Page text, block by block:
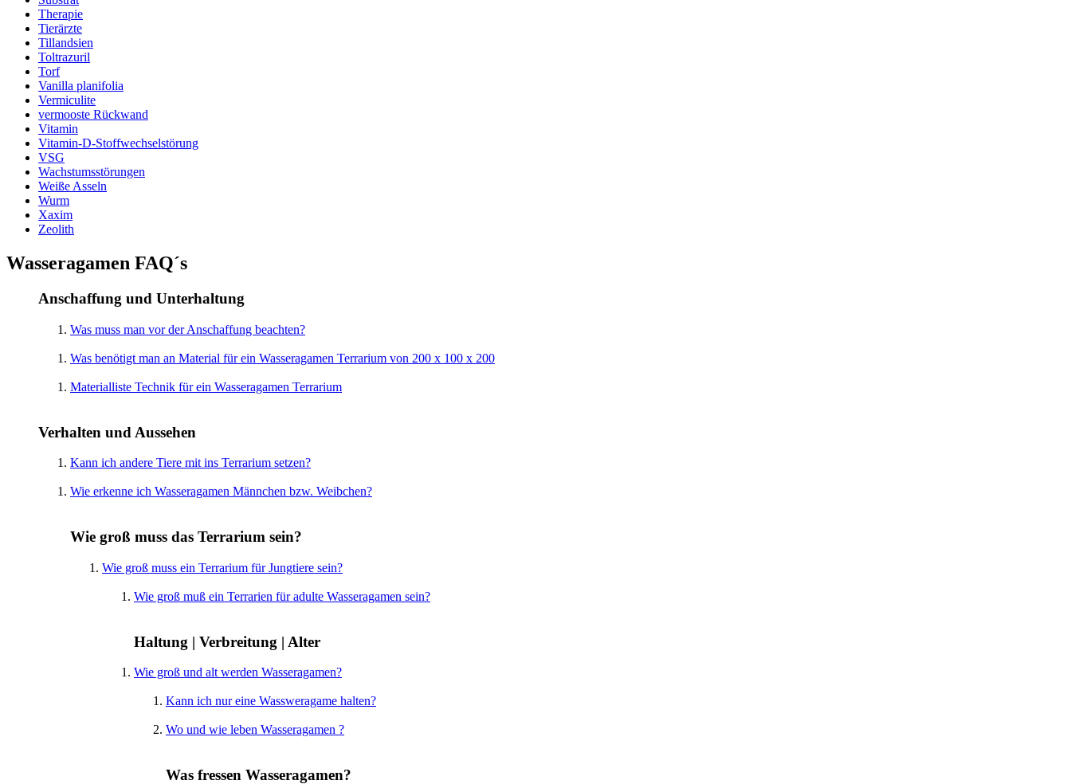
Therapie
Tierärzte
Tillandsien
Toltrazuril
Torf
Vanilla planifolia
Vermiculite
vermooste Rückwand
Vitamin
Vitamin-D-Stoffwechselstörung
VSG
Wachstumsstörungen
Weiße Asseln
Wurm
Xaxim
Zeolith
Wasseragamen FAQ´s
Anschaffung und Unterhaltung
Was muss man vor der Anschaffung beachten?
Was benötigt man an Material für ein Wasseragamen Terrarium von 200 x 100 x 200
Materialliste Technik für ein Wasseragamen Terrarium
Verhalten und Aussehen
Kann ich andere Tiere mit ins Terrarium setzen?
Wie erkenne ich Wasseragamen Männchen bzw. Weibchen?
Wie groß muss das Terrarium sein?
Wie groß muss ein Terrarium für Jungtiere sein?
Wie groß muß ein Terrarien für adulte Wasseragamen sein?
Haltung | Verbreitung | Alter
Wie groß und alt werden Wasseragamen?
Kann ich nur eine Wassweragame halten?
Wo und wie leben Wasseragamen ?
Was fressen Wasseragamen?